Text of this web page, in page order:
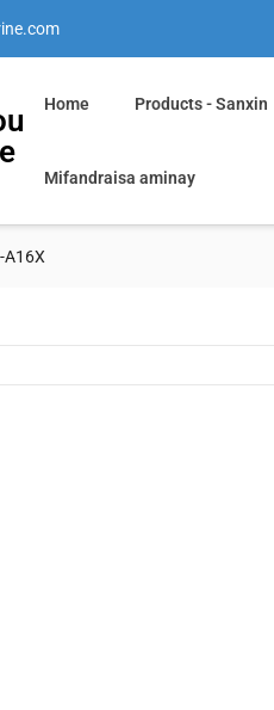
Home Products - Sanxin
Mifandraisa aminay
A16X